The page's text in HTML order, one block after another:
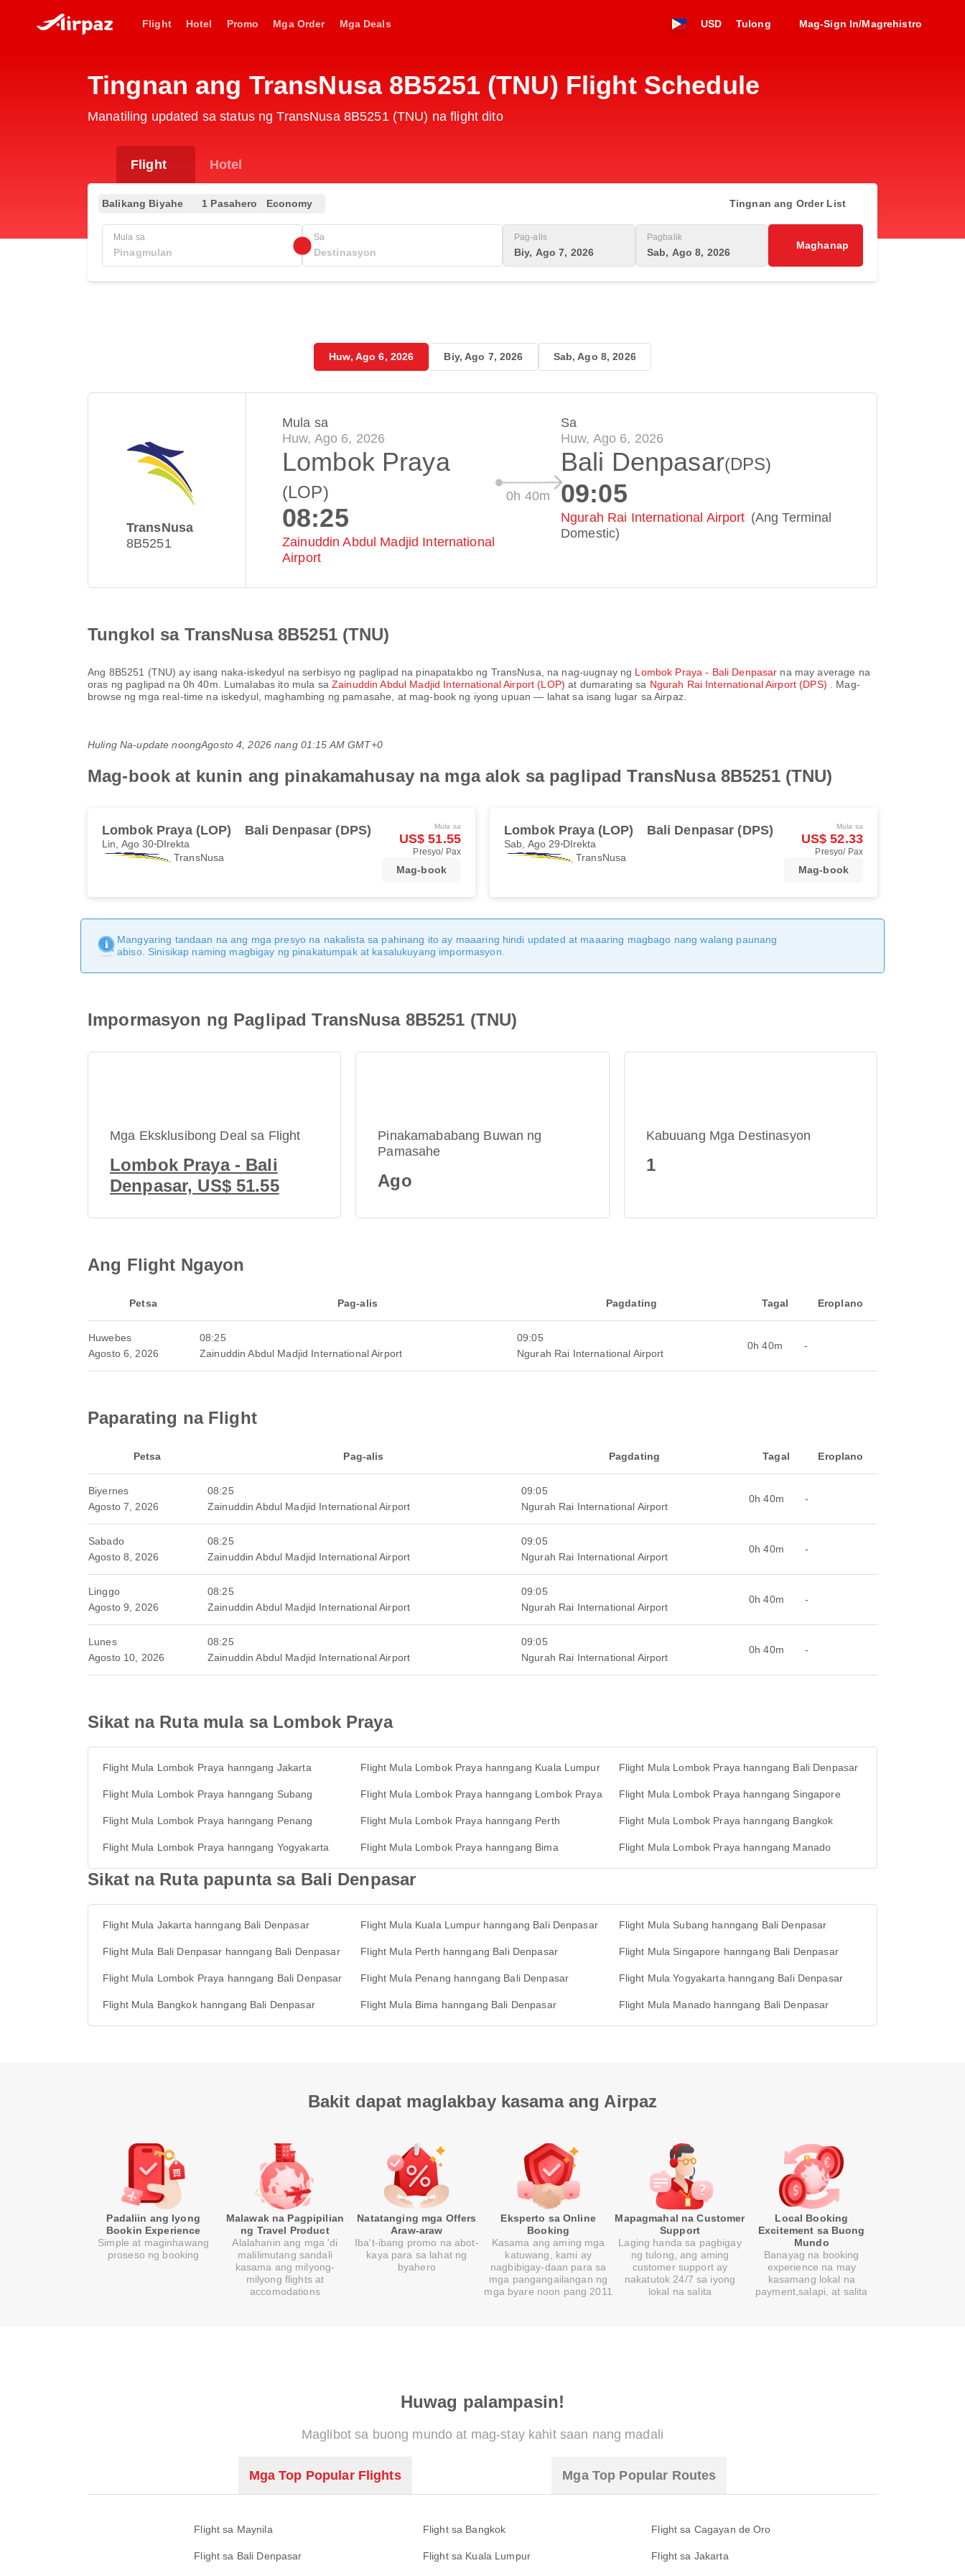
Flight Hotel Promo Mga Order Mga Deals USD Tulong Mag-Sign In/Magrehistro
Tingnan ang TransNusa 8B5251 (TNU) Flight Schedule
Manatiling updated sa status ng TransNusa 8B5251 (TNU) na flight dito
Flight Hotel
Balikang Biyahe 1 Pasahero Economy Tingnan ang Order List
Mula sa Sa Pag-alis
Biy, Ago 7, 2026
Pagbalik
Sab, Ago 8, 2026
Maghanap
Huw, Ago 6, 2026 Biy, Ago 7, 2026 Sab, Ago 8, 2026
TransNusa
8B5251
Mula sa
Huw, Ago 6, 2026
Lombok Praya
(LOP)
08:25
Zainuddin Abdul Madjid International
Airport
0h 40m
Sa
Huw, Ago 6, 2026
Bali Denpasar(DPS)
09:05
Ngurah Rai International Airport (Ang Terminal
Domestic)
Tungkol sa TransNusa 8B5251 (TNU)
Ang 8B5251 (TNU) ay isang naka-iskedyul na serbisyo ng paglipad na pinapatakbo ng TransNusa , na nag-uugnay ng Lombok Praya - Bali Denpasar na may average na
oras ng paglipad na 0h 40m . Lumalabas ito mula saZainuddin Abdul Madjid International Airport (LOP)at dumarating sa Ngurah Rai International Airport (DPS)
. Mag-
browse ng mga real-time na iskedyul, maghambing ng pamasahe, at mag-book ng iyong upuan — lahat sa isang lugar sa Airpaz.
Huling Na-update noongAgosto 4, 2026 nang 01:15 AM GMT+0
Mag-book at kunin ang pinakamahusay na mga alok sa paglipad TransNusa 8B5251 (TNU)
Lombok Praya (LOP) Bali Denpasar (DPS)
Lin, Ago 30 DIrekta
TransNusa
Mula sa
US$ 51.55
Presyo/ Pax
Mag-book
Lombok Praya (LOP) Bali Denpasar (DPS)
Sab, Ago 29 DIrekta
TransNusa
Mula sa
US$ 52.33
Presyo/ Pax
Mag-book
Mangyaring tandaan na ang mga presyo na nakalista sa pahinang ito ay maaaring hindi updated at maaaring magbago nang walang paunang
abiso. Sinisikap naming magbigay ng pinakatumpak at kasalukuyang impormasyon.
Impormasyon ng Paglipad TransNusa 8B5251 (TNU)
Mga Eksklusibong Deal sa Flight
Lombok Praya - Bali
Denpasar, US$ 51.55
Pinakamababang Buwan ng
Pamasahe
Ago
Kabuuang Mga Destinasyon
1
Ang Flight Ngayon
Petsa Pag-alis Pagdating Tagal Eroplano
Huwebes
Agosto 6, 2026
08:25
Zainuddin Abdul Madjid International Airport
09:05
Ngurah Rai International Airport
0h 40m -
Paparating na Flight
Petsa Pag-alis Pagdating Tagal Eroplano
Biyernes
Agosto 7, 2026
08:25
Zainuddin Abdul Madjid International Airport
09:05
Ngurah Rai International Airport
0h 40m -
Sabado
Agosto 8, 2026
08:25
Zainuddin Abdul Madjid International Airport
09:05
Ngurah Rai International Airport
0h 40m -
Linggo
Agosto 9, 2026
08:25
Zainuddin Abdul Madjid International Airport
09:05
Ngurah Rai International Airport
0h 40m -
Lunes
Agosto 10, 2026
08:25
Zainuddin Abdul Madjid International Airport
09:05
Ngurah Rai International Airport
0h 40m -
Sikat na Ruta mula sa Lombok Praya
Flight Mula Lombok Praya hanngang Jakarta Flight Mula Lombok Praya hanngang Kuala Lumpur Flight Mula Lombok Praya hanngang Bali Denpasar
Flight Mula Lombok Praya hanngang Subang Flight Mula Lombok Praya hanngang Lombok Praya Flight Mula Lombok Praya hanngang Singapore
Flight Mula Lombok Praya hanngang Penang Flight Mula Lombok Praya hanngang Perth Flight Mula Lombok Praya hanngang Bangkok
Flight Mula Lombok Praya hanngang Yogyakarta Flight Mula Lombok Praya hanngang Bima Flight Mula Lombok Praya hanngang Manado
Sikat na Ruta papunta sa Bali Denpasar
Flight Mula Jakarta hanngang Bali Denpasar Flight Mula Kuala Lumpur hanngang Bali Denpasar Flight Mula Subang hanngang Bali Denpasar
Flight Mula Bali Denpasar hanngang Bali Denpasar Flight Mula Perth hanngang Bali Denpasar Flight Mula Singapore hanngang Bali Denpasar
Flight Mula Lombok Praya hanngang Bali Denpasar Flight Mula Penang hanngang Bali Denpasar Flight Mula Yogyakarta hanngang Bali Denpasar
Flight Mula Bangkok hanngang Bali Denpasar Flight Mula Bima hanngang Bali Denpasar Flight Mula Manado hanngang Bali Denpasar
Bakit dapat maglakbay kasama ang Airpaz
Padaliin ang Iyong
Bookin Experience
Simple at maginhawang
proseso ng booking
Malawak na Pagpipilian
ng Travel Product
Alalahanin ang mga 'di
malilimutang sandali
kasama ang milyong-
milyong flights at
accomodations
Natatanging mga Offers
Araw-araw
Iba't-ibang promo na abot-
kaya para sa lahat ng
byahero
Eksperto sa Online
Booking
Kasama ang aming mga
katuwang, kami ay
nagbibigay-daan para sa
mga pangangailangan ng
mga byare noon pang 2011
Mapagmahal na Customer
Support
Laging handa sa pagbigay
ng tulong, ang aming
customer support ay
nakatutok 24/7 sa iyong
lokal na salita
Local Booking
Excitement sa Buong
Mundo
Banayag na booking
experience na may
kasamang lokal na
payment,salapi, at salita
Huwag palampasin!
Maglibot sa buong mundo at mag-stay kahit saan nang madali
Mga Top Popular Flights Mga Top Popular Routes
Flight sa Maynila Flight sa Bangkok Flight sa Cagayan de Oro
Flight sa Bali Denpasar Flight sa Kuala Lumpur Flight sa Jakarta